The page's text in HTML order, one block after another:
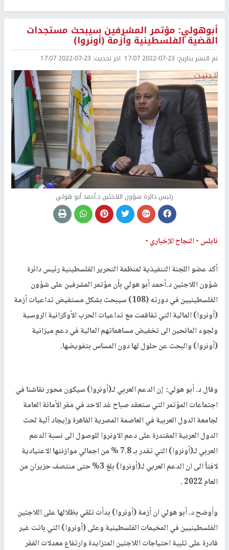
أبوهولي: مؤتمر المشرفين سيبحث مستجدات
القضية الفلسطينية وأزمة (أونروا)
تم النشر بتاريخ: 2022-07-23 17:07 اخر تحديث: 2022-07-23 17:07
رئيس دائرة شؤون اللاجئين د.أحمد أبو هولي
نابلس -النجاح الإخباري -
أكد عضو اللجنة التنفيذية لمنظمة التحرير الفلسطينية رئيس دائرة
شؤون اللاجئين د.أحمد أبو هولي بأن مؤتمر المشرفين على شؤون
الفلسطينيين في دورته (108) سيبحث بشكل مستفيض تداعيات أزمة
(أونروا) المالية التي تفاقمت مع تداعيات الحرب الأوكرانية الروسية
ولجوء المانحين الى تخفيض مساهماتهم المالية في دعم ميزانية
(أونروا) والبحث عن حلول لها دون المساس بتفويضها.
وقال د. أبو هولي: إن الدعم العربي لـ(أونروا) سيكون محور نقاشنا في
اجتماعات المؤتمر التي ستعقد صباح غد الاحد في مقر الأمانة العامة
لجامعة الدول العربية في العاصمة المصرية القاهرة وإيجاد آلية لحث
الدول العربية المقتدرة على دعم الاونروا للوصول الى نسبة الدعم
العربي لـ(أونروا) التي تقدر بـ 7.8 % من اجمالي موازنتها الاعتيادية
لافتاً الى ان الدعم العربي لـ(أونروا) بلغ 3% حتى منتصف حزيران من
العام 2022 .
وأوضح د. أبو هولي ان أزمة (أونروا) بدأت تلقي بظلالها على اللاجئين
الفلسطينيين في المخيمات الفلسطينية وعلى (أونروا) التي باتت غير
قادرة على تلبية احتياجات اللاجئين المتزايدة وارتفاع معدلات الفقر